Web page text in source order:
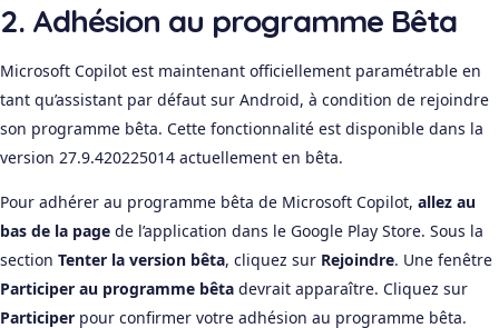
2. Adhésion au programme Bêta
Microsoft Copilot est maintenant officiellement paramétrable en
tant qu’assistant par défaut sur Android, à condition de rejoindre
son programme bêta. Cette fonctionnalité est disponible dans la
version 27.9.420225014 actuellement en bêta.
Pour adhérer au programme bêta de Microsoft Copilot, allez au
bas de la page de l’application dans le Google Play Store. Sous la
section Tenter la version bêta, cliquez sur Rejoindre. Une fenêtre
Participer au programme bêta devrait apparaître. Cliquez sur
Participer pour confirmer votre adhésion au programme bêta.